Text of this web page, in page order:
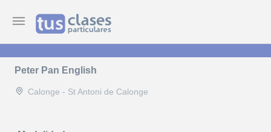
Peter Pan English
Calonge - St Antoni de Calonge